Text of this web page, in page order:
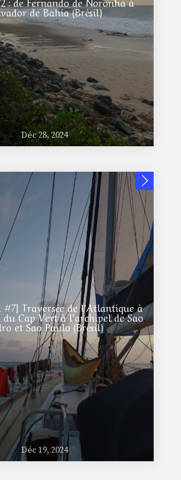
de Bahia (Brésil)
Déc 28, 2024
#7] Traversée de l’Atlantique à
Cap Vert à l’archipel de Sao
et Sao Paulo (Brésil)
Déc 19, 2024